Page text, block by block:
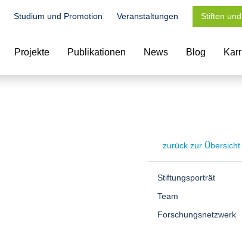
Studium und Promotion Veranstaltungen Stiften
Projekte Publikationen News Blog
zurück zur Übersicht
Stiftungsporträt
Team
Forschungsnetzwerk